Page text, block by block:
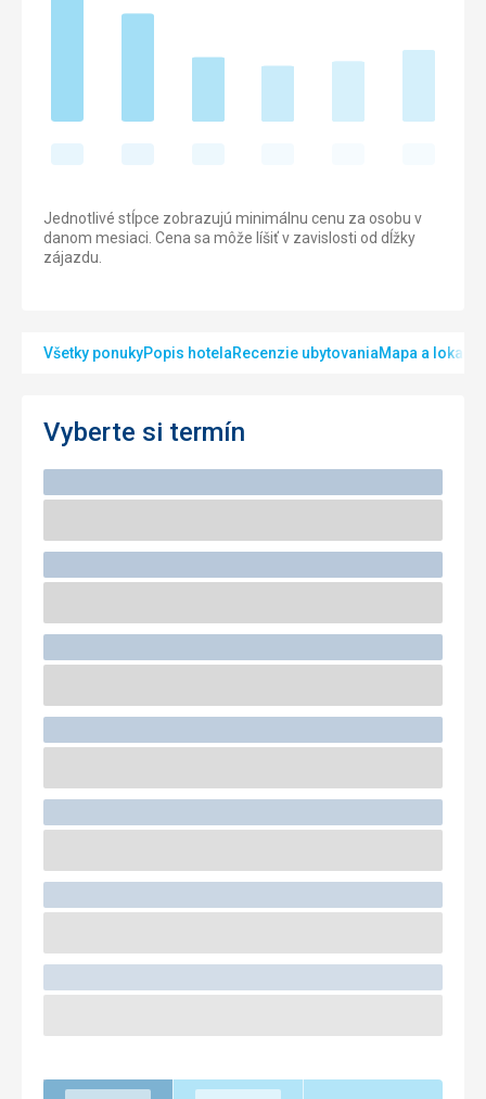
Jednotlivé stĺpce zobrazujú minimálnu cenu za osobu v
danom mesiaci. Cena sa môže líšiť v zavislosti od dĺžky
zájazdu.
Všetky ponukyPopis hotelaRecenzie ubytovaniaMapa a lokalita
Vyberte si termín